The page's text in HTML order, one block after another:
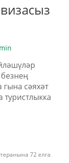
сәяхәт
туристлыкка